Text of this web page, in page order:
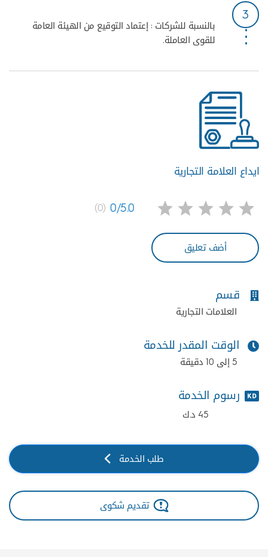
3
بالنسبة للشركات : إعتماد التوقيع من الهيئة العامة
للقوى العاملة.
ايداع العلامة التجارية
0/5.0
(0)
أضف تعليق
قسم
العلامات التجارية
الوقت المقدر للخدمة
5 إلى 10 دقيقة
رسوم الخدمة
45 د.ك
طلب الخدمة
تقديم شكوى